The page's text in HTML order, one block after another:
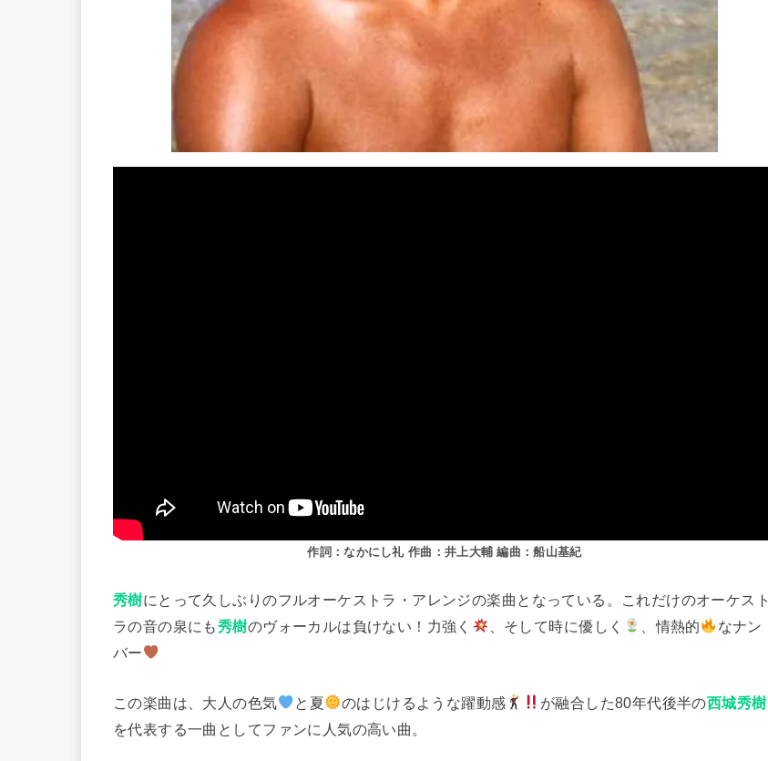
作詞：なかにし礼 作曲：井上大輔 編曲：船山基紀
秀樹にとって久しぶりのフルオーケストラ・アレンジの楽曲となっている。これだけのオーケスト
ラの音の泉にも秀樹のヴォーカルは負けない！力強く 、そして時に優しく 、情熱的
なナン
バー
この楽曲は、大人の色気 と夏 のはじけるような躍動感 が融合した80年代後半の西城秀樹
を代表する一曲としてファンに人気の高い曲。